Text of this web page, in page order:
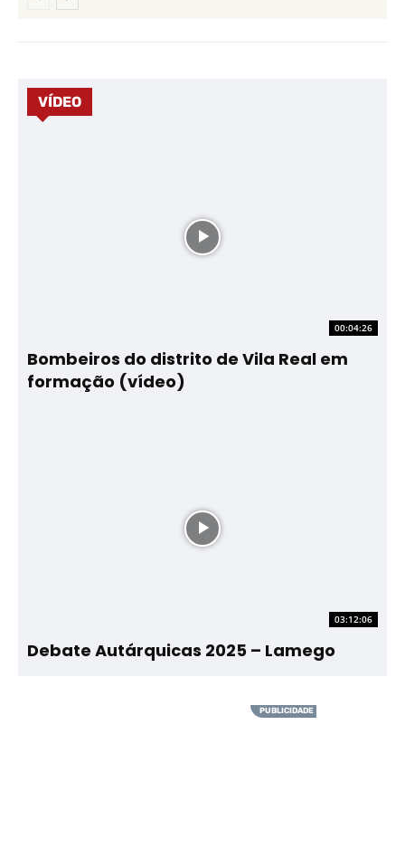
VÍDEO
00:04:26
Bombeiros do distrito de Vila Real em
formação (vídeo)
03:12:06
Debate Autárquicas 2025 – Lamego